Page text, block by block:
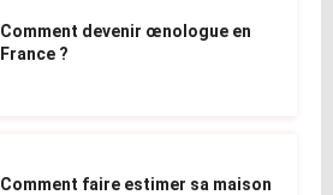
Comment devenir œnologue en
France ?
Comment faire estimer sa maison